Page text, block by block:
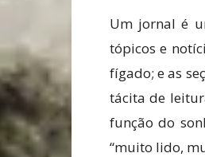
Um jornal é
tópicos e
fígado; e as
tácita de
função do
“muito lido,